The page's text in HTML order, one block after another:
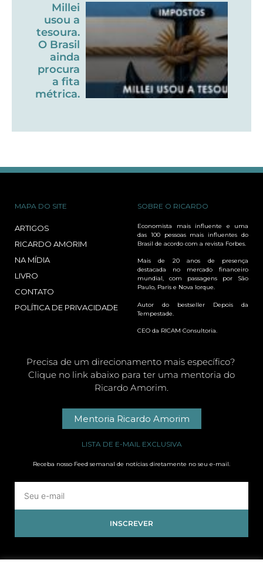
Millei
usou a
tesoura.
O Brasil
ainda
procura
a fita
métrica.
MAPA DO SITE
ARTIGOS
RICARDO AMORIM
NA MÍDIA
LIVRO
CONTATO
POLÍTICA DE PRIVACIDADE
SOBRE O RICARDO
Economista mais influente e uma
das 100 pessoas mais influentes do
Brasil de acordo com a revista Forbes.
Mais de 20 anos de presença
destacada no mercado financeiro
mundial, com passagens por São
Paulo, Paris e Nova Iorque.
Autor do bestseller Depois da
Tempestade.
CEO da RICAM Consultoria.
Precisa de um direcionamento mais específico?
Clique no link abaixo para ter uma mentoria do
Ricardo Amorim.
Mentoria Ricardo Amorim
LISTA DE E-MAIL EXCLUSIVA
Receba nosso Feed semanal de notícias diretamente no seu e-mail.
INSCREVER